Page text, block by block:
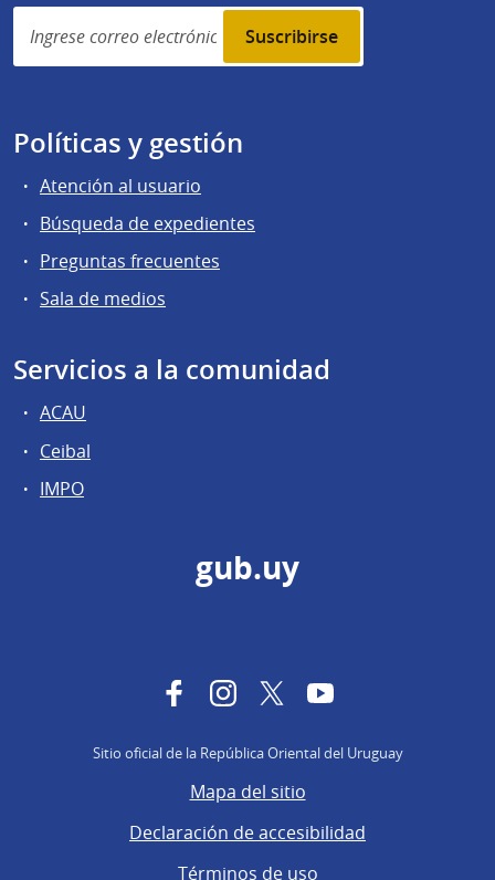
Simplenews
subscription
Políticas y gestión
Atención al usuario
Búsqueda de expedientes
Preguntas frecuentes
Sala de medios
Servicios a la comunidad
ACAU
Ceibal
IMPO
gub.uy
FacebookInstagram
TwitterYouTube
Sitio oficial de la República Oriental del Uruguay
Mapa del sitio
Declaración de accesibilidad
Términos de uso